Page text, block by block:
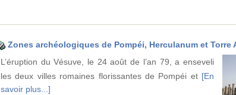
Zones archéologiques de Pompéi, Herculanum et Torre
L’éruption du Vésuve, le 24 août de l’an 79, a enseveli
les deux villes romaines florissantes de Pompéi et [En
savoir plus...]